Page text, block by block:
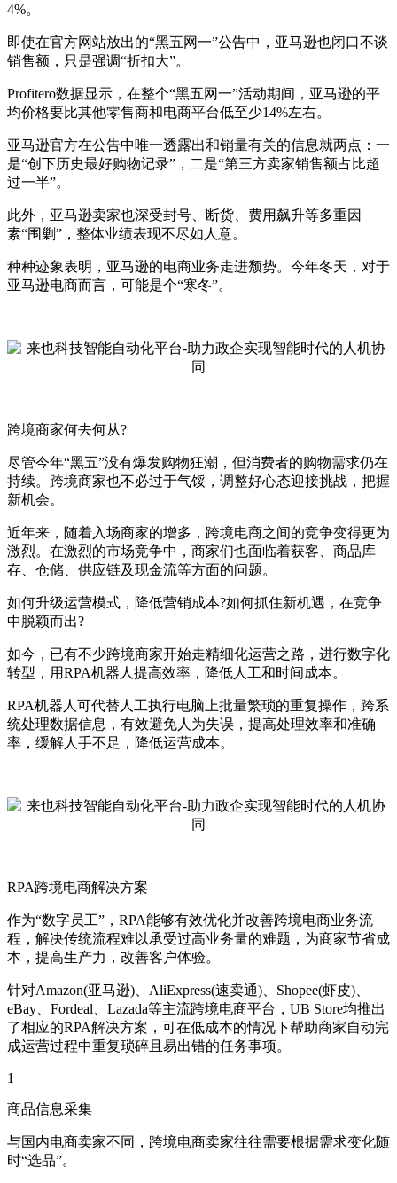
4%。
即使在官方网站放出的“黑五网一”公告中，亚马逊也闭口不谈
销售额，只是强调“折扣大”。
Profitero数据显示，在整个“黑五网一”活动期间，亚马逊的平
均价格要比其他零售商和电商平台低至少14%左右。
亚马逊官方在公告中唯一透露出和销量有关的信息就两点：一
是“创下历史最好购物记录”，二是“第三方卖家销售额占比超
过一半”。
此外，亚马逊卖家也深受封号、断货、费用飙升等多重因
素“围剿”，整体业绩表现不尽如人意。
种种迹象表明，亚马逊的电商业务走进颓势。今年冬天，对于
亚马逊电商而言，可能是个“寒冬”。
跨境商家何去何从?
尽管今年“黑五”没有爆发购物狂潮，但消费者的购物需求仍在
持续。跨境商家也不必过于气馁，调整好心态迎接挑战，把握
新机会。
近年来，随着入场商家的增多，跨境电商之间的竞争变得更为
激烈。在激烈的市场竞争中，商家们也面临着获客、商品库
存、仓储、供应链及现金流等方面的问题。
如何升级运营模式，降低营销成本?如何抓住新机遇，在竞争
中脱颖而出?
如今，已有不少跨境商家开始走精细化运营之路，进行数字化
转型，用RPA机器人提高效率，降低人工和时间成本。
RPA机器人可代替人工执行电脑上批量繁琐的重复操作，跨系
统处理数据信息，有效避免人为失误，提高处理效率和准确
率，缓解人手不足，降低运营成本。
RPA跨境电商解决方案
作为“数字员工”，RPA能够有效优化并改善跨境电商业务流
程，解决传统流程难以承受过高业务量的难题，为商家节省成
本，提高生产力，改善客户体验。
针对Amazon(亚马逊)、AliExpress(速卖通)、Shopee(虾皮)、
eBay、Fordeal、Lazada等主流跨境电商平台，UB Store均推出
了相应的RPA解决方案，可在低成本的情况下帮助商家自动完
成运营过程中重复琐碎且易出错的任务事项。
1
商品信息采集
与国内电商卖家不同，跨境电商卖家往往需要根据需求变化随
时“选品”。